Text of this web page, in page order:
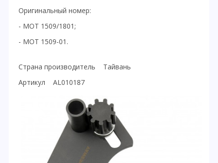
Оригинальный номер:
- MOT 1509/1801;
- MOT 1509-01.
Страна производитель Тайвань
Артикул AL010187